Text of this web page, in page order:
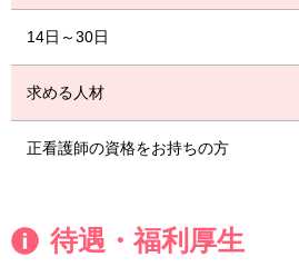
14日～30日
求める人材
正看護師の資格をお持ちの方
待遇・福利厚生